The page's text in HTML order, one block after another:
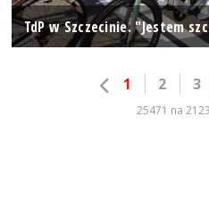
TdP w Szczecinie. "Jestem
1 2 3
25471 na